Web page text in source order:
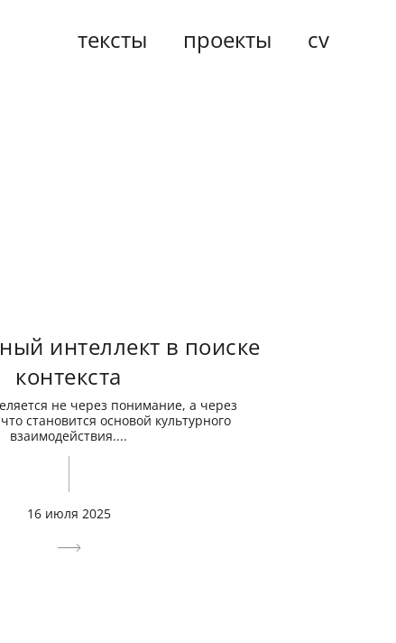
тексты проекты cv
интеллект в поиске
контекста
не через понимание, а через
становится основой культурного
взаимодействия....
16 июля 2025